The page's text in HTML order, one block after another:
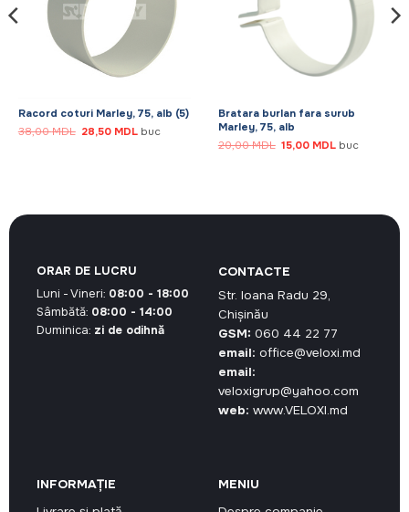
Racord coturi Marley, 75, alb (5)
38,00MDL Prețul
inițial
28,50 MDLPrețul
buc
Bratara burlan fara surub
Marley, 75, alb
20,00MDL Prețul
inițial
15,00 MDLPrețul
buc
CONTACTE
Str. Ioana Radu 29,
Chișinău
GSM: 060 44 22 77
email: office@veloxi.md
email:
veloxigrup@yahoo.com
web: www.VELOXI.md
INFORMAȚIE
MENIU
ORAR DE LUCRU
Luni - Vineri: 08:00 - 18:00
Sâmbătă: 08:00 - 14:00
Duminica: zi de odihnă